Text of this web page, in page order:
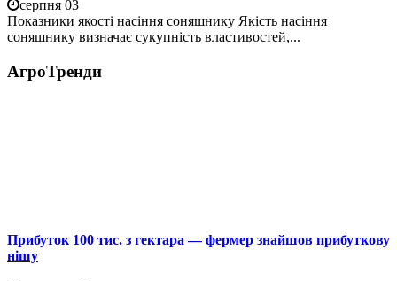
серпня 03
Показники якості насіння соняшнику Якість насіння
соняшнику визначає сукупність властивостей,...
АгроТренди
Прибуток 100 тис. з гектара — фермер знайшов прибуткову
нішу